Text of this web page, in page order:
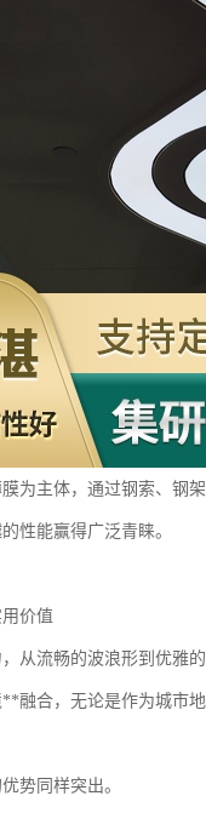
为主体，通过钢索、钢
性能赢得广泛青睐。
价值
从流畅的波浪形到优雅
融合，无论是作为城市
势同样突出。